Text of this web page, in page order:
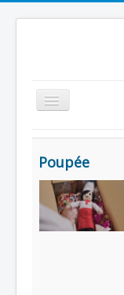
Basculer
la
Accueil
Toku-Actrices
Toku-Critiques
Séries
Poupée